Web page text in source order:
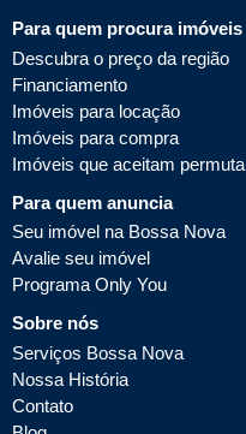
Para quem procura imóveis
Descubra o preço da região
Financiamento
Imóveis para locação
Imóveis para compra
Imóveis que aceitam permuta
Para quem anuncia
Seu imóvel na Bossa Nova
Avalie seu imóvel
Programa Only You
Sobre nós
Serviços Bossa Nova
Nossa História
Contato